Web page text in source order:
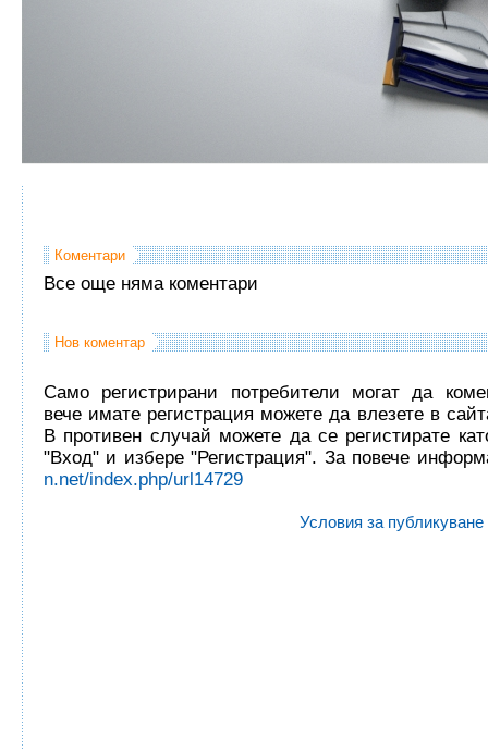
Коментари
Все още няма коментари
Нов коментар
Само регистрирани потребители могат да
вече имате регистрация можете да влезете в
В противен случай можете да се регистирате
"Вход" и избере "Регистрация". За повече
n.net/index.php/url14729
Условия за